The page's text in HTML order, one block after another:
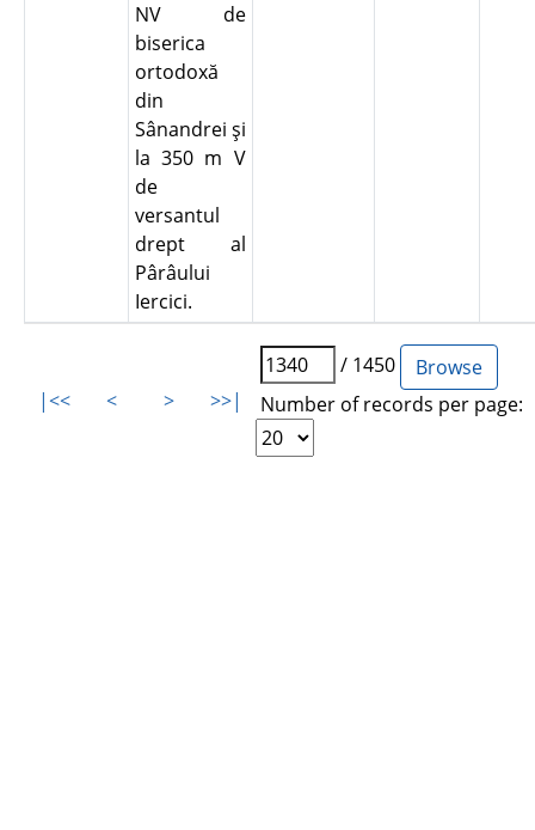
NV de
biserica
ortodoxă
din
Sânandrei şi
la 350 m V
de
versantul
drept al
Pârâului
Iercici.
|<< < > >>|
/ 1450
Number of records per page: